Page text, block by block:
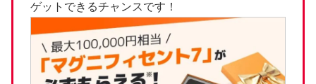
ゲットできるチャンスです！